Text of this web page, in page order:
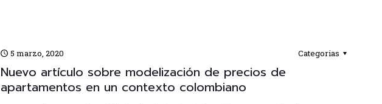
5 marzo, 2020 Categorias
Nuevo artículo sobre modelización de precios de
apartamentos en un contexto colombiano